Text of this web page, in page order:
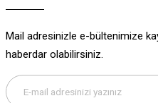
Bu ürüne benzer farklı
Mail adresinizle e-bültenimize
haberdar olabilirsiniz.